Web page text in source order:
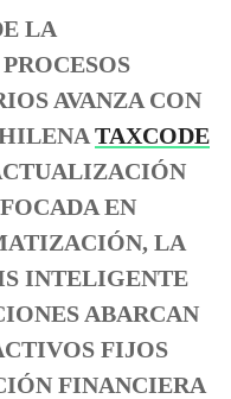
LA
AVANZA CON
TAXCODE
EN
LA
INTELIGENTE
ABARCAN
FIJOS
FINANCIERA